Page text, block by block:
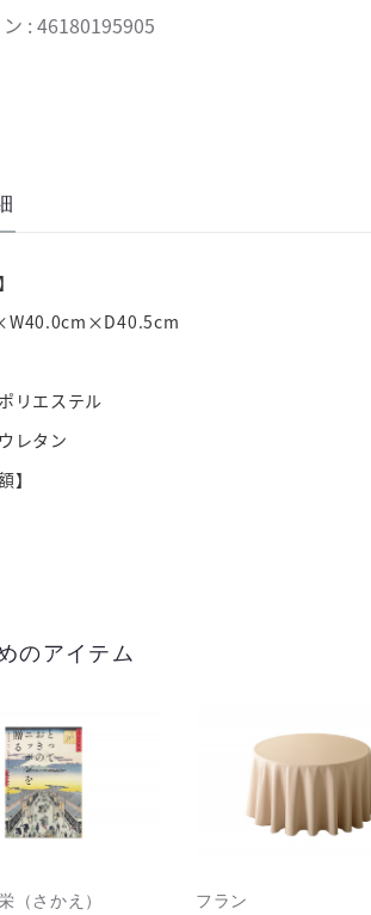
: 46180195905
リエステル
レタン
】
のアイテム
（さかえ） フラン